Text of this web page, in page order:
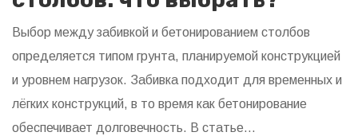
Выбор между забивкой и бетонированием столбов
определяется типом грунта, планируемой конструкцией
и уровнем нагрузок. Забивка подходит для временных и
лёгких конструкций, в то время как бетонирование
обеспечивает долговечность. В статье